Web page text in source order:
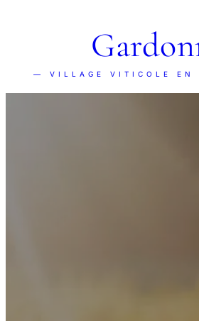
— VILLAGE VITICOLE EN